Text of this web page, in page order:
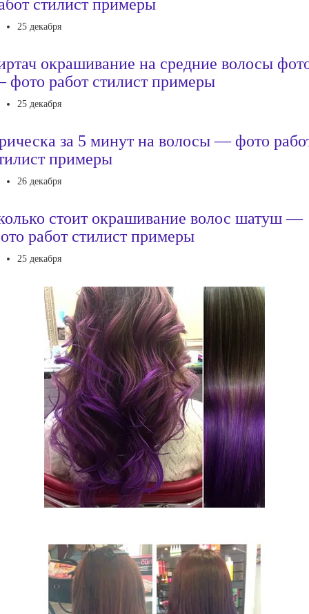
стилист примеры
25 декабря
окрашивание на средние волосы
работ стилист примеры
25 декабря
за 5 минут на волосы — фото
примеры
26 декабря
стоит окрашивание волос шатуш —
работ стилист примеры
25 декабря